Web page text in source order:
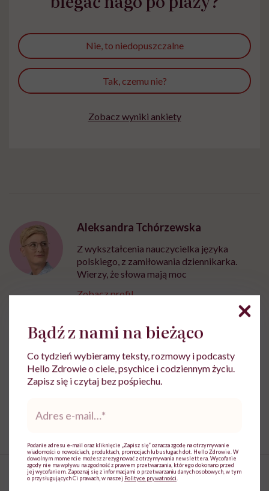
Nie, to niedopuszczalne
Tak, czemu nie?
Zobacz wyniki ankiety
Aleksandra Tchórzewska
Z wykształcenia nauczycielka języka
polskiego, z zamiłowania dziennikarka.
Wierzy, że słowa mają moc
Zobacz profil
Udostępnij
Powiązane tematy:
Ciało Higiena
Bądź z nami na bieżąco
Co tydzień wybieramy teksty, rozmowy i podcasty
Hello Zdrowie o ciele, psychice i codziennym życiu.
Zapisz się i czytaj bez pośpiechu.
mail*
Podanie adresu e-mail oraz kliknięcie „Zapisz się” oznacza zgodę na otrzymywanie
wiadomości o nowościach, produktach, promocjach lub usługach dot. Hello Zdrowie. W
dowolnym momencie możesz zrezygnować z otrzymywania newslettera. Wycofanie
zgody nie ma wpływu na zgodność z prawem przetwarzania, którego dokonano przed
jej wycofaniem. Zapoznaj się z informacjami o przetwarzaniu danych osobowych, w tym
o przysługujących Ci prawach, w naszej Polityce prywatności